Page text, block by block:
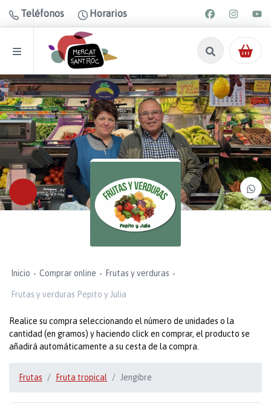
Teléfonos Horarios
Inicio Comprar online Frutas y verduras
Frutas y verduras Pepito y Julia
Realice su compra seleccionando el número de unidades o la
cantidad (en gramos) y haciendo click en comprar, el producto se
añadirá automáticamente a su cesta de la compra.
Frutas Fruta tropical Jengibre